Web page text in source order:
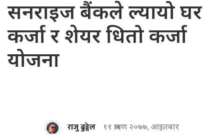
सनराइज बैंकले ल्यायो घर
कर्जा र शेयर धितो कर्जा
योजना
राजु ढुङ्गेल ११ श्रावण २०७७, आइतबार